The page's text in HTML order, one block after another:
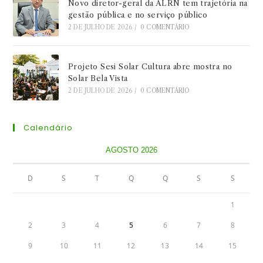
Novo diretor-geral da ALRN tem trajetória na
gestão pública e no serviço público
2 DE JULHO DE 2026 / 0 COMENTÁRIO
Projeto Sesi Solar Cultura abre mostra no
Solar Bela Vista
2 DE JULHO DE 2026 / 0 COMENTÁRIO
Calendário
AGOSTO 2026
D S T Q Q S S
1
2 3 4 5 6 7 8
9 10 11 12 13 14 15